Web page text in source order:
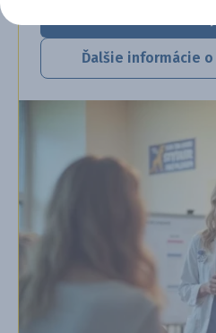
Ďalšie informácie o